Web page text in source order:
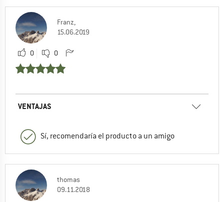
Franz,
15.06.2019
0 0
VENTAJAS
Sí, recomendaría el producto a un amigo
thomas
09.11.2018